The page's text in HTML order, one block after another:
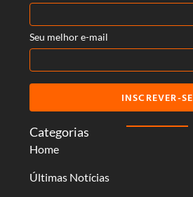
Categorias
Home
Últimas Notícias
Seu melhor e-mail
INSCREVER-SE